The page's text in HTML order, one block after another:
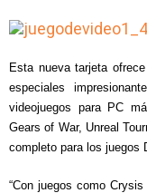
Esta nueva tarjeta
especiales
videojuegos para PC
Gears of War, Unreal
completo para los juegos
“Con juegos como